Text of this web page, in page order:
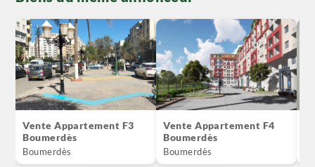
Vente Appartement F3
Boumerdès
Boumerdès
Vente Appartement F4
Boumerdès
Boumerdès